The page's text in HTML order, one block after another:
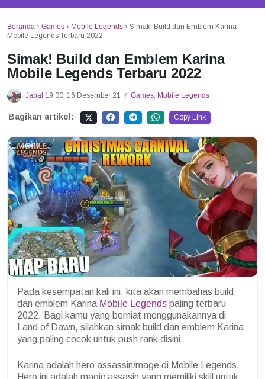
Beranda › Games › Mobile Legends › Simak! Build dan Emblem Karina
Mobile Legends Terbaru 2022
Simak! Build dan Emblem Karina
Mobile Legends Terbaru 2022
Jabal 19:00, 16 Desember 21 / Games, Mobile Legends
Bagikan artikel: Copy Link
Pada kesempatan kali ini, kita akan membahas build
dan emblem Karina Mobile Legends paling terbaru
2022. Bagi kamu yang berniat menggunakannya di
Land of Dawn, silahkan simak build dan emblem Karina
yang paling cocok untuk push rank disini.
Karina adalah hero assassin/mage di Mobile Legends.